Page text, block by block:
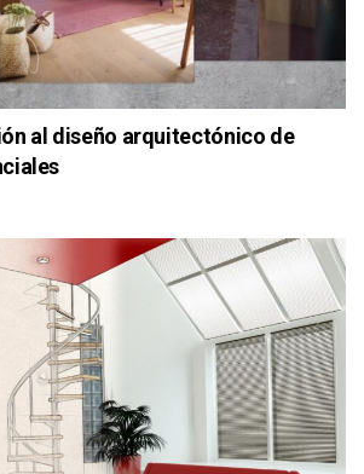
al diseño arquitectónico de